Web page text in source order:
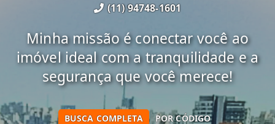
(11) 94748-1601
Minha missão é conectar você ao
imóvel ideal com a tranquilidade e a
segurança que você merece!
BUSCA COMPLETA POR CÓDIGO